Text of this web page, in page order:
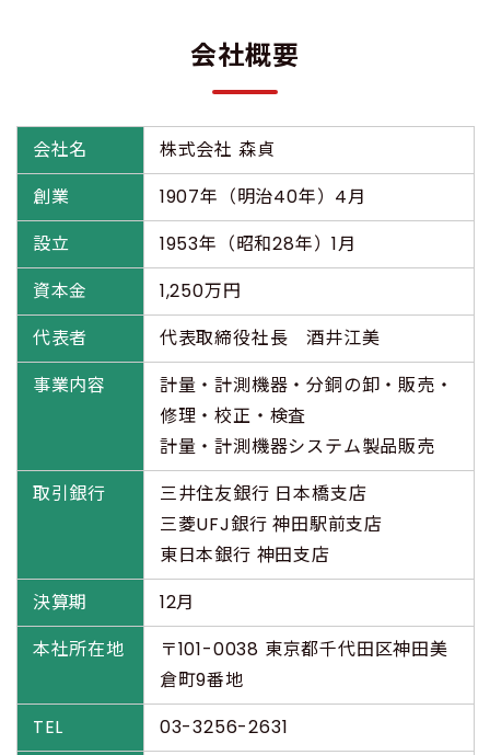
会社概要
会社名
株式会社 森貞
創業
1907年（明治40年）4月
設立
1953年（昭和28年）1月
資本金
1,250万円
代表者
代表取締役社長 酒井江美
事業内容
計量・計測機器・分銅の卸・販売・
修理・校正・検査
計量・計測機器システム製品販売
取引銀行
三井住友銀行 日本橋支店
三菱UFJ銀行 神田駅前支店
東日本銀行 神田支店
決算期
12月
本社所在地
〒101-0038 東京都千代田区神田美
倉町9番地
TEL
03-3256-2631